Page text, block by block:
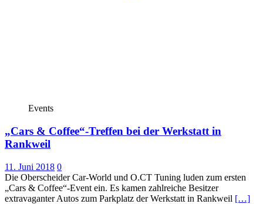
Events
„Cars & Coffee“-Treffen bei der Werkstatt in
Rankweil
11. Juni 2018 0
Die Oberscheider Car-World und O.CT Tuning luden zum ersten
„Cars & Coffee“-Event ein. Es kamen zahlreiche Besitzer
extravaganter Autos zum Parkplatz der Werkstatt in Rankweil […]